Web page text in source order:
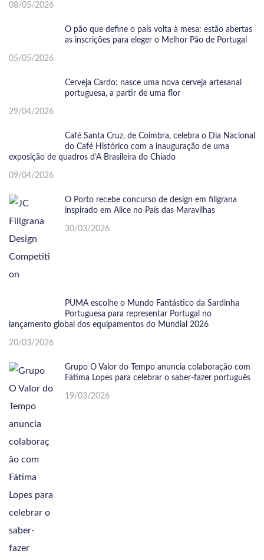
08/05/2026
O pão que define o país volta à mesa: estão abertas
as inscrições para eleger o Melhor Pão de Portugal
05/05/2026
Cerveja Cardo: nasce uma nova cerveja artesanal
portuguesa, a partir de uma flor
29/04/2026
Café Santa Cruz, de Coimbra, celebra o Dia Nacional
do Café Histórico com a inauguração de uma
exposição de quadros d’A Brasileira do Chiado
09/04/2026
O Porto recebe concurso de design em filigrana
inspirado em Alice no País das Maravilhas
30/03/2026
PUMA escolhe o Mundo Fantástico da Sardinha
Portuguesa para representar Portugal no
lançamento global dos equipamentos do Mundial 2026
20/03/2026
Grupo O Valor do Tempo anuncia colaboração com
Fátima Lopes para celebrar o saber-fazer português
19/03/2026